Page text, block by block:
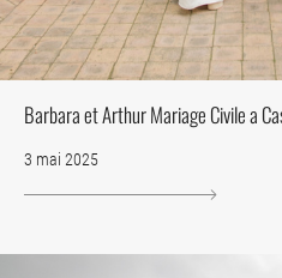
Barbara et Arthur Mariage Civile a
3 mai 2025